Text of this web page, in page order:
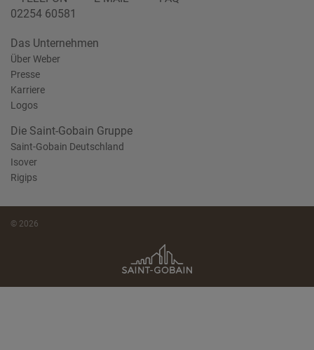
02254 60581
Das Unternehmen
Über Weber
Presse
Karriere
Logos
Die Saint-Gobain Gruppe
Saint-Gobain Deutschland
Isover
Rigips
© 2026